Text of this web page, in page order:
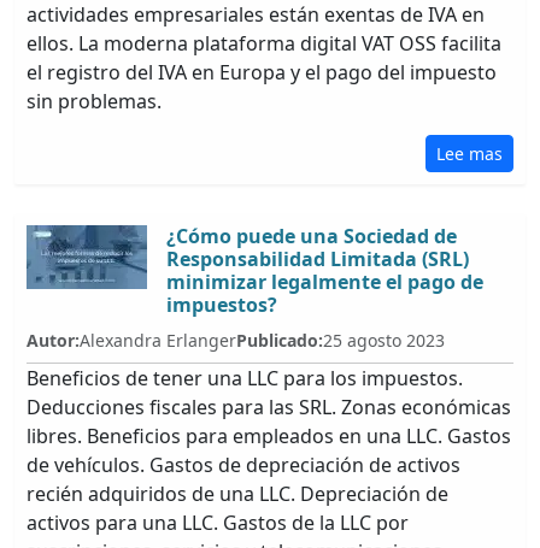
actividades empresariales están exentas de IVA en
ellos. La moderna plataforma digital VAT OSS facilita
el registro del IVA en Europa y el pago del impuesto
sin problemas.
Lee mas
¿Cómo puede una Sociedad de
Responsabilidad Limitada (SRL)
minimizar legalmente el pago de
impuestos?
Autor:Alexandra ErlangerPublicado:25 agosto 2023
Beneficios de tener una LLC para los impuestos.
Deducciones fiscales para las SRL. Zonas económicas
libres. Beneficios para empleados en una LLC. Gastos
de vehículos. Gastos de depreciación de activos
recién adquiridos de una LLC. Depreciación de
activos para una LLC. Gastos de la LLC por